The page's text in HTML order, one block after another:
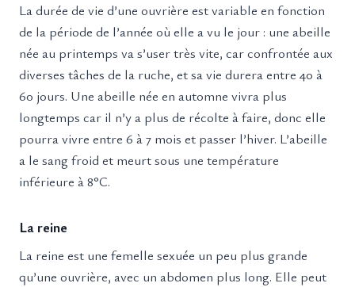
La durée de vie d’une ouvrière est variable en fonction
de la période de l’année où elle a vu le jour : une abeille
née au printemps va s’user très vite, car confrontée aux
diverses tâches de la ruche, et sa vie durera entre 40 à
60 jours. Une abeille née en automne vivra plus
longtemps car il n’y a plus de récolte à faire, donc elle
pourra vivre entre 6 à 7 mois et passer l’hiver. L’abeille
a le sang froid et meurt sous une température
inférieure à 8°C.
La reine
La reine est une femelle sexuée un peu plus grande
qu’une ouvrière, avec un abdomen plus long. Elle peut